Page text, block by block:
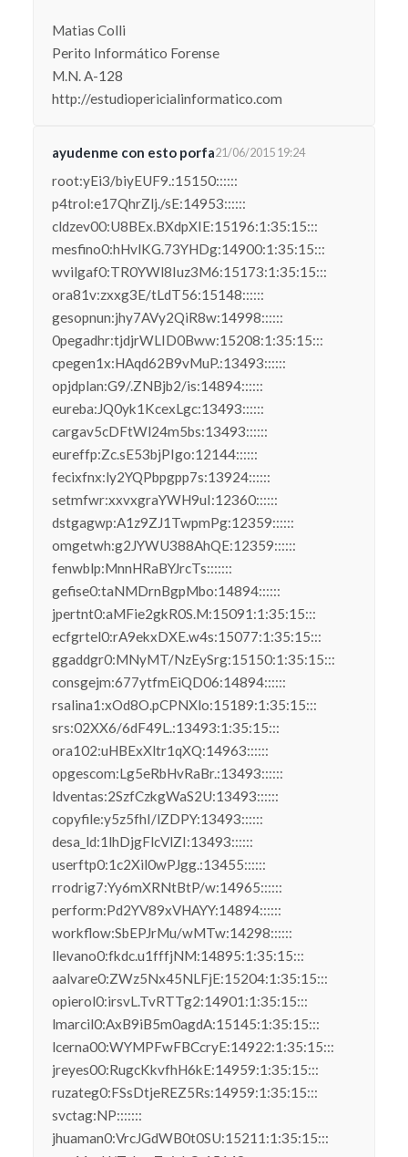
Matias Colli
Perito Informático Forense
M.N. A-128
http://estudiopericialinformatico.com
ayudenme con esto porfa21/06/2015 19:24
root:yEi3/biyEUF9.:15150::::::
p4trol:e17QhrZlj./sE:14953::::::
cldzev00:U8BEx.BXdpXIE:15196:1:35:15:::
mesfino0:hHvlKG.73YHDg:14900:1:35:15:::
wvilgaf0:TR0YWl8Iuz3M6:15173:1:35:15:::
ora81v:zxxg3E/tLdT56:15148::::::
gesopnun:jhy7AVy2QiR8w:14998::::::
0pegadhr:tjdjrWLID0Bww:15208:1:35:15:::
cpegen1x:HAqd62B9vMuP.:13493::::::
opjdplan:G9/.ZNBjb2/is:14894::::::
eureba:JQ0yk1KcexLgc:13493::::::
cargav5cDFtWl24m5bs:13493::::::
eureffp:Zc.sE53bjPIgo:12144::::::
fecixfnx:ly2YQPbpgpp7s:13924::::::
setmfwr:xxvxgraYWH9uI:12360::::::
dstgagwp:A1z9ZJ1TwpmPg:12359::::::
omgetwh:g2JYWU388AhQE:12359::::::
fenwblp:MnnHRaBYJrcTs:::::::
gefise0:taNMDrnBgpMbo:14894::::::
jpertnt0:aMFie2gkR0S.M:15091:1:35:15:::
ecfgrtel0:rA9ekxDXE.w4s:15077:1:35:15:::
ggaddgr0:MNyMT/NzEySrg:15150:1:35:15:::
consgejm:677ytfmEiQD06:14894::::::
rsalina1:xOd8O.pCPNXlo:15189:1:35:15:::
srs:02XX6/6dF49L.:13493:1:35:15:::
ora102:uHBExXltr1qXQ:14963::::::
opgescom:Lg5eRbHvRaBr.:13493::::::
ldventas:2SzfCzkgWaS2U:13493::::::
copyfile:y5z5fhI/lZDPY:13493::::::
desa_ld:1lhDjgFlcVlZI:13493::::::
userftp0:1c2Xil0wPJgg.:13455::::::
rrodrig7:Yy6mXRNtBtP/w:14965::::::
perform:Pd2YV89xVHAYY:14894::::::
workflow:SbEPJrMu/wMTw:14298::::::
llevano0:fkdc.u1fffjNM:14895:1:35:15:::
aalvare0:ZWz5Nx45NLFjE:15204:1:35:15:::
opierol0:irsvL.TvRTTg2:14901:1:35:15:::
lmarcil0:AxB9iB5m0agdA:15145:1:35:15:::
lcerna00:WYMPFwFBCcryE:14922:1:35:15:::
jreyes00:RugcKkvfhH6kE:14959:1:35:15:::
ruzateg0:FSsDtjeREZ5Rs:14959:1:35:15:::
svctag:NP:::::::
jhuaman0:VrcJGdWB0t0SU:15211:1:35:15:::